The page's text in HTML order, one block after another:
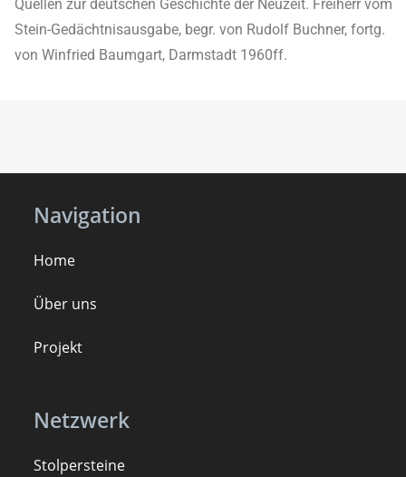
Quellen zur deutschen Geschichte der Neuzeit. Freiherr vom
Stein-Gedächtnisausgabe, begr. von Rudolf Buchner, fortg.
von Winfried Baumgart, Darmstadt 1960ff.
Navigation
Home
Über uns
Projekt
Netzwerk
Stolpersteine